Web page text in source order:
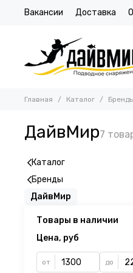
Вакансии Доставка
Главная Каталог
ДайвМир
Каталог
Бренды
ДайвМир
Товары в наличии
Цена, руб
от до